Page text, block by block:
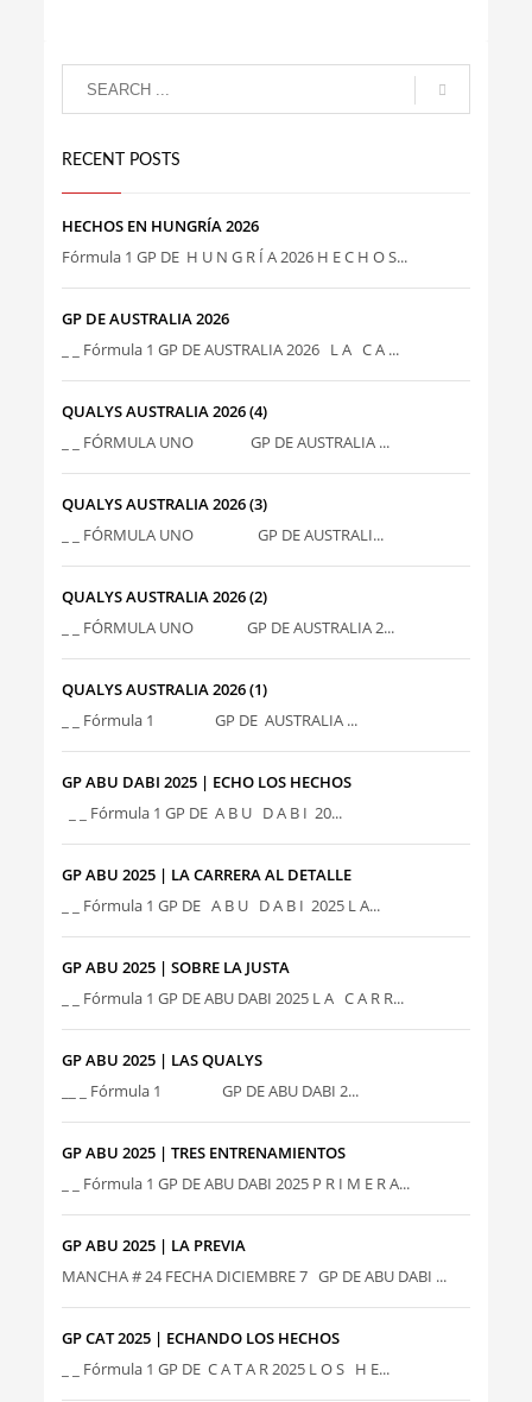
RECENT POSTS
HECHOS EN HUNGRÍA 2026
Fórmula 1 GP DE H U N G R Í A 2026 H E C H O S...
GP DE AUSTRALIA 2026
_ _ Fórmula 1 GP DE AUSTRALIA 2026 L A C A ...
QUALYS AUSTRALIA 2026 (4)
_ _ FÓRMULA UNO GP DE AUSTRALIA ...
QUALYS AUSTRALIA 2026 (3)
_ _ FÓRMULA UNO GP DE AUSTRALI...
QUALYS AUSTRALIA 2026 (2)
_ _ FÓRMULA UNO GP DE AUSTRALIA 2...
QUALYS AUSTRALIA 2026 (1)
_ _ Fórmula 1 GP DE AUSTRALIA ...
GP ABU DABI 2025 | ECHO LOS HECHOS
_ _ Fórmula 1 GP DE A B U D A B I 20...
GP ABU 2025 | LA CARRERA AL DETALLE
_ _ Fórmula 1 GP DE A B U D A B I 2025 L A...
GP ABU 2025 | SOBRE LA JUSTA
_ _ Fórmula 1 GP DE ABU DABI 2025 L A C A R R...
GP ABU 2025 | LAS QUALYS
__ _ Fórmula 1 GP DE ABU DABI 2...
GP ABU 2025 | TRES ENTRENAMIENTOS
_ _ Fórmula 1 GP DE ABU DABI 2025 P R I M E R A...
GP ABU 2025 | LA PREVIA
MANCHA # 24 FECHA DICIEMBRE 7 GP DE ABU DABI ...
GP CAT 2025 | ECHANDO LOS HECHOS
_ _ Fórmula 1 GP DE C A T A R 2025 L O S H E...